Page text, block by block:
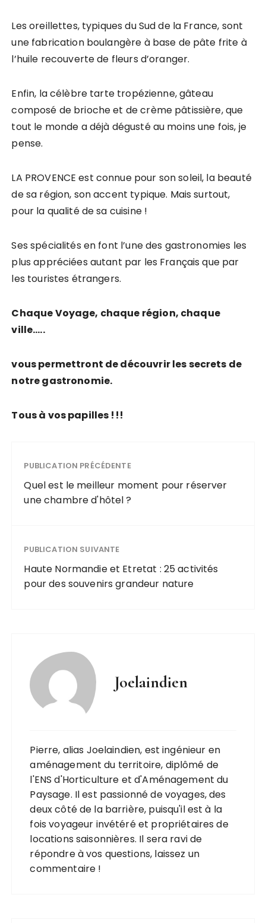
Les oreillettes, typiques du Sud de la France, sont
une fabrication boulangère à base de pâte frite à
l’huile recouverte de fleurs d’oranger.
Enfin, la célèbre tarte tropézienne, gâteau
composé de brioche et de crème pâtissière, que
tout le monde a déjà dégusté au moins une fois, je
pense.
LA PROVENCE est connue pour son soleil, la beauté
de sa région, son accent typique. Mais surtout,
pour la qualité de sa cuisine !
Ses spécialités en font l’une des gastronomies les
plus appréciées autant par les Français que par
les touristes étrangers.
Chaque Voyage, chaque région, chaque
ville…..
vous permettront de découvrir les secrets de
notre gastronomie.
Tous à vos papilles !!!
PUBLICATION PRÉCÉDENTE
Quel est le meilleur moment pour réserver
une chambre d'hôtel ?
PUBLICATION SUIVANTE
Haute Normandie et Etretat : 25 activités
pour des souvenirs grandeur nature
Joelaindien
Pierre, alias Joelaindien, est ingénieur en
aménagement du territoire, diplômé de
l'ENS d'Horticulture et d'Aménagement du
Paysage. Il est passionné de voyages, des
deux côté de la barrière, puisqu'il est à la
fois voyageur invétéré et propriétaires de
locations saisonnières. Il sera ravi de
répondre à vos questions, laissez un
commentaire !